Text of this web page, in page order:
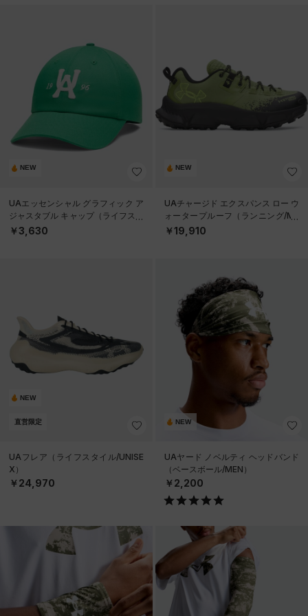
NEW
UAエッセンシャル グラフィック ア
ジャスタブル キャップ（ライフスタ
イル/UNISEX）
￥3,630
NEW
UAチャージド エクスパンス ロー ウ
ォータープルーフ（ランニング/ME
N）
￥19,910
NEW
直営限定
UAフレア（ライフスタイル/UNISE
X）
￥24,970
NEW
UAヤード ノベルティ ヘッドバンド
（ベースボール/MEN）
￥2,200